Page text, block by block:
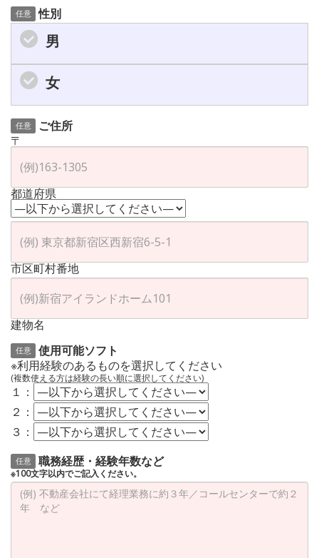
任意 性別
男
女
任意
ご住所
〒
都道府県
市区町村番地
建物名
任意
使用可能ソフト
※利用経験のあるものを選択してください
(複数使える方は経験の長い順に選択してください)
１：
２：
３：
任意 職務経歴・経験年数など
※100文字以内でご記入ください。